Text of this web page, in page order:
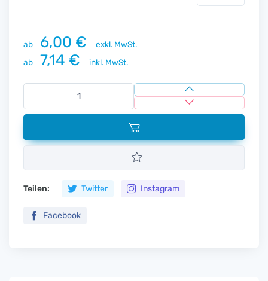
ab 6,00 €
exkl. MwSt.
ab
7,14 € inkl. MwSt.
Teilen: Twitter Instagram
Facebook